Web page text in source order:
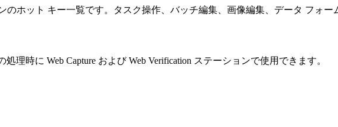
のホット キー一覧です。タスク操作、バッチ編集、画像編集、データ フォー
理時に Web Capture および Web Verification ステーションで使用できます。